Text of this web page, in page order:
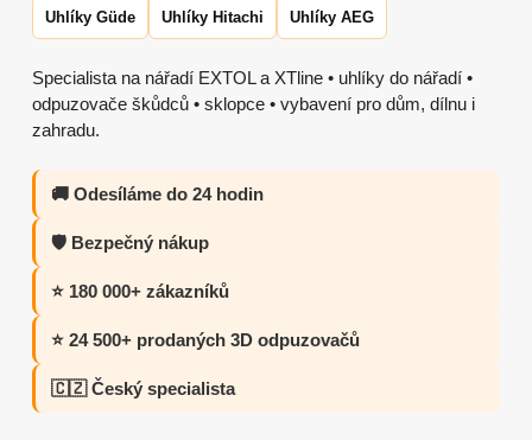
Uhlíky Güde Uhlíky Hitachi Uhlíky AEG
Specialista na nářadí EXTOL a XTline • uhlíky do nářadí •
odpuzovače škůdců • sklopce • vybavení pro dům, dílnu i
zahradu.
🚚 Odesíláme do 24 hodin
🛡️ Bezpečný nákup
⭐ 180 000+ zákazníků
⭐ 24 500+ prodaných 3D odpuzovačů
🇨🇿 Český specialista